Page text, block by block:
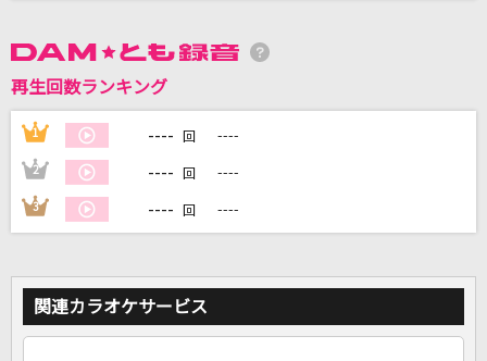
DAMに会員登録・ログインして
再生回数ランキング
1 ---- 回 ----
2 ---- 回 ----
3 ---- 回 ----
関連カラオケサービス